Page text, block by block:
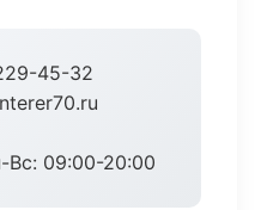
45-32
Вс: 09:00-20:00